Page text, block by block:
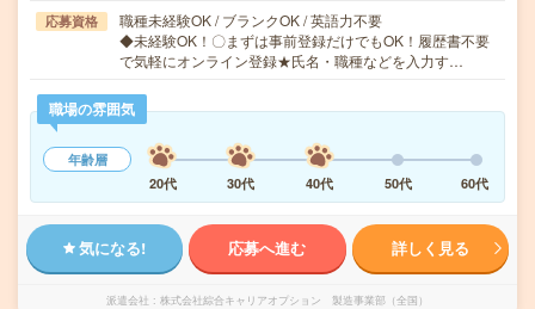
応募資格
職種未経験OK / ブランクOK / 英語力不要
◆未経験OK！〇まずは事前登録だけでもOK！履歴書不要
で気軽にオンライン登録★氏名・職種などを入力す…
職場の雰囲気
年齢層
20代
30代 40代 50代 60代
気になる! 応募へ進む 詳しく見る
派遣会社 株式会社綜合キャリアオプション 製造事業部（全国）